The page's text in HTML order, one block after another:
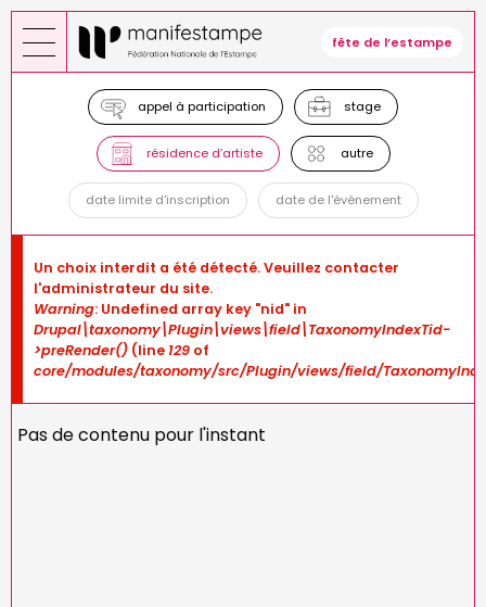
Aller
au
contenu
fête de l’estampe
appel à participation stage
résidence d’artiste autre
date limite d'inscription date de l'événement
Message
d'erreur
Un choix interdit a été détecté. Veuillez contacter
l'administrateur du site.
Warning: Undefined array key "nid" in
Drupal\taxonomy\Plugin\views\field\TaxonomyIndexTid-
>preRender() (line 129 of
core/modules/taxonomy/src/Plugin/views/field/
Pas de contenu pour l'instant